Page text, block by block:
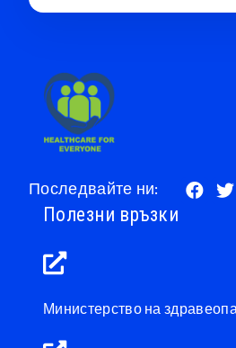
Последвайте ни:
Полезни връзки
Министерство на